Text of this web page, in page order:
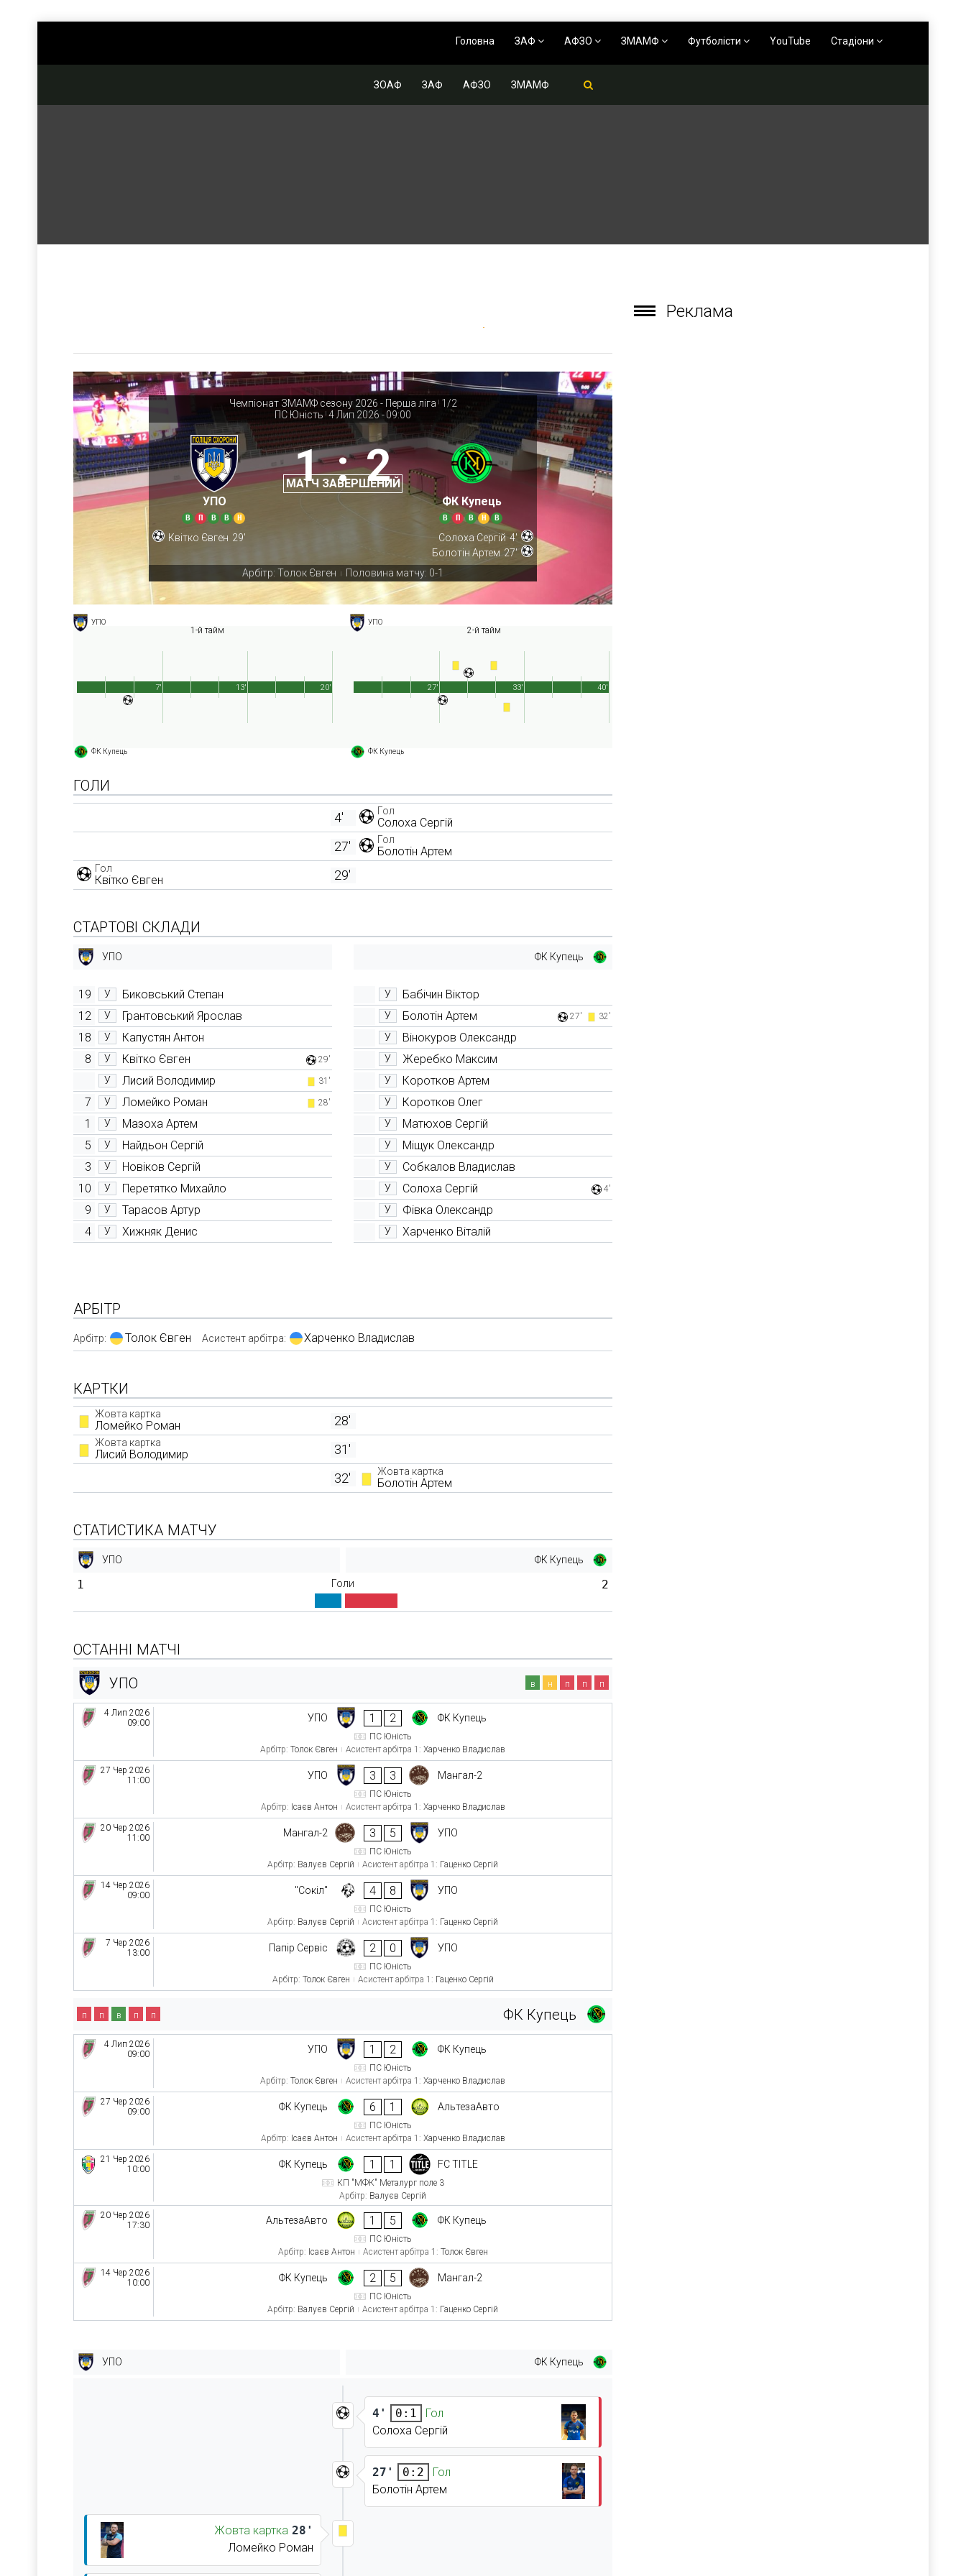
Головна ЗАФ АФЗО ЗМАМФ Футболісти YouTube Стадіони
ЗОАФ ЗАФ АФЗО ЗМАМФ
Чемпіонат ЗМАМФ сезону 2026 - Перша ліга | 1/2
ПС Юність | 4 Лип 2026 - 09:00
УПО
В П В В Н
1 : 2
МАТЧ ЗАВЕРШЕНИЙ
ФК Купець
В П В Н В
Квітко Євген 29' Солоха Сергій 4'
Болотін Артем 27'
Арбітр: Толок Євген
| Половина матчу: 0-1
УПО
1-й тайм
ФК Купець
20'
7' 13'
УПО
2-й тайм
ФК Купець
40'
27' 33'
ГОЛИ
4' Гол
Солоха Сергій
27' Гол
Болотін Артем
Гол
Квітко Євген 29'
СТАРТОВІ СКЛАДИ
УПО
19 У
Биковський Степан
12
У
Грантовський Ярослав
18
У
Капустян Антон
8
У Квітко Євген 29'
У Лисий Володимир 31'
7 У Ломейко Роман 28'
1 У
Мазоха Артем
5
У
Найдьон Сергій
3
У
Новіков Сергій
10
У
Перетятко Михайло
9
У
Тарасов Артур
4
У Хижняк Денис
ФК Купець
У Бабічин Віктор
У Болотін Артем 27' 32'
У Вінокуров Олександр
У Жеребко Максим
У Коротков Артем
У Коротков Олег
У Матюхов Сергій
У Міщук Олександр
У Собкалов Владислав
У Солоха Сергій 4'
У Фівка Олександр
У Харченко Віталій
АРБІТР
Арбітр: Толок Євген Асистент арбітра: Харченко Владислав
КАРТКИ
Жовта картка
Ломейко Роман 28'
Жовта картка
Лисий Володимир
31'
32'
Жовта картка
Болотін Артем
СТАТИСТИКА МАТЧУ
УПО ФК Купець
1 Голи 2
ОСТАННІ МАТЧІ
УПО
в н п п п
4 Лип 2026
09:00
УПО 1 2 ФК Купець
ПС Юність
Арбітр: Толок Євген Асистент арбітра 1: Харченко Владислав
27 Чер 2026
11:00
УПО 3 3 Мангал-2
ПС Юність
Арбітр: Ісаєв Антон Асистент арбітра 1: Харченко Владислав
20 Чер 2026
11:00
Мангал-2 3 5 УПО
ПС Юність
Арбітр: Валуєв Сергій Асистент арбітра 1: Гаценко Сергій
14 Чер 2026
09:00
"Сокіл" 4 8 УПО
ПС Юність
Арбітр: Валуєв Сергій Асистент арбітра 1: Гаценко Сергій
7 Чер 2026
13:00
Папір Сервіс 2 0 УПО
ПС Юність
Арбітр: Толок Євген Асистент арбітра 1: Гаценко Сергій
ФК Купець
п п в п п
4 Лип 2026
09:00
УПО 1 2 ФК Купець
ПС Юність
Арбітр: Толок Євген Асистент арбітра 1: Харченко Владислав
27 Чер 2026
09:00
ФК Купець 6 1 АльтезаАвто
ПС Юність
Арбітр: Ісаєв Антон Асистент арбітра 1: Харченко Владислав
21 Чер 2026
10:00
ФК Купець 1 1 FC TITLE
КП "МФК" Металург поле 3
Арбітр: Валуєв Сергій
20 Чер 2026
17:30
АльтезаАвто 1 5 ФК Купець
ПС Юність
Арбітр: Ісаєв Антон Асистент арбітра 1: Толок Євген
14 Чер 2026
10:00
ФК Купець 2 5 Мангал-2
ПС Юність
Арбітр: Валуєв Сергій Асистент арбітра 1: Гаценко Сергій
УПО ФК Купець
4' 0:1
Гол
Солоха Сергій
27' 0:2
Гол
Болотін Артем
Жовта картка 28'
Ломейко Роман
Реклама